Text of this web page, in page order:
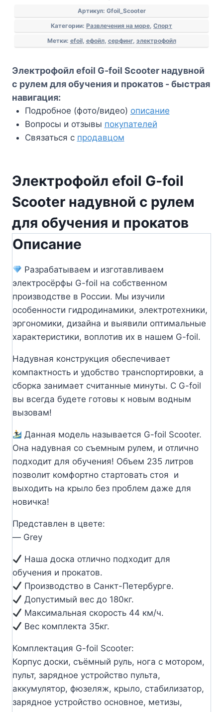
обучения
прокатов
Артикул: Gfoil_Scooter
Категории: Развлечения на море Спорт
Метки: efoil, ефойл, серфинг, электрофойл
Электрофойл efoil G-foil Scooter надувной
с рулем для обучения и прокатов - быстрая
навигация:
Подробное (фото/видео) описание
Вопросы и отзывы покупателей
Связаться с продавцом
Электрофойл efoil G-foil
Scooter надувной с рулем
для обучения и прокатов
Описание
Разрабатываем и изготавливаем
электросёрфы G-foil на собственном
производстве в России. Мы изучили
особенности гидродинамики, электротехники,
эргономики, дизайна и выявили оптимальные
характеристики, воплотив их в нашем G-foil.
Надувная конструкция обеспечивает
компактность и удобство транспортировки, а
сборка занимает считанные минуты. С G-foil
вы всегда будете готовы к новым водным
вызовам!
Данная модель называется G-fоil Scooter.
Она надувная со съемным рулем, и отлично
подходит для обучения! Объем 235 литров
позволит комфортно стартовать стоя и
выходить на крыло без проблем даже для
новичка!
Представлен в цвете:
— Grey
Наша доска отлично подходит для
обучения и прокатов.
Производство в Санкт-Петербурге.
Допустимый вес до 180кг.
Максимальная скорость 44 км/ч.
Вес комплекта 35кг.
Комплектация G-foil Scooter:
Корпус доски, съёмный руль, нога с мотором,
пульт, зарядное устройство пульта,
аккумулятор, фюзеляж, крыло, стабилизатор,
зарядное устройство основное, метизы,